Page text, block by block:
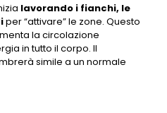
lavorando i fianchi, le
per “attivare” le zone. Questo
la circolazione
in tutto il corpo. Il
simile a un normale